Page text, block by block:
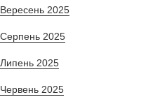
Вересень 2025
Серпень 2025
Липень 2025
Червень 2025